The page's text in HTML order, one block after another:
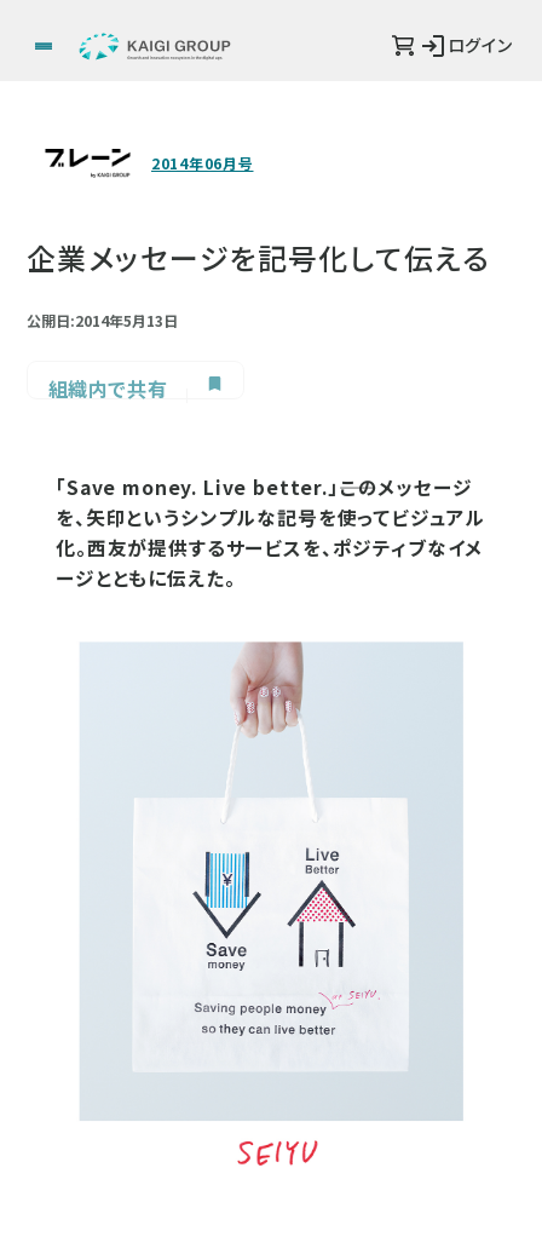
ログイン
2014年06月号
企業メッセージを記号化して伝える
公開日:2014年5月13日
組織内で共有
「Save money. Live better.」――このメッセージ
を、矢印というシンプルな記号を使ってビジュアル
化。西友が提供するサービスを、ポジティブなイメ
ージとともに伝えた。